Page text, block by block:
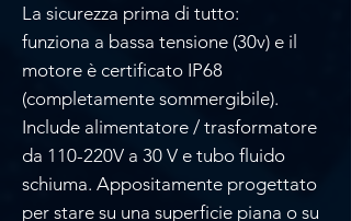
La sicurezza prima di tutto:
funziona a bassa tensione (30v) e il
motore è certificato IP68
(completamente sommergibile).
Include alimentatore / trasformatore
da 110-220V a 30 V e tubo fluido
schiuma. Appositamente progettato
per stare su una superficie piana o su